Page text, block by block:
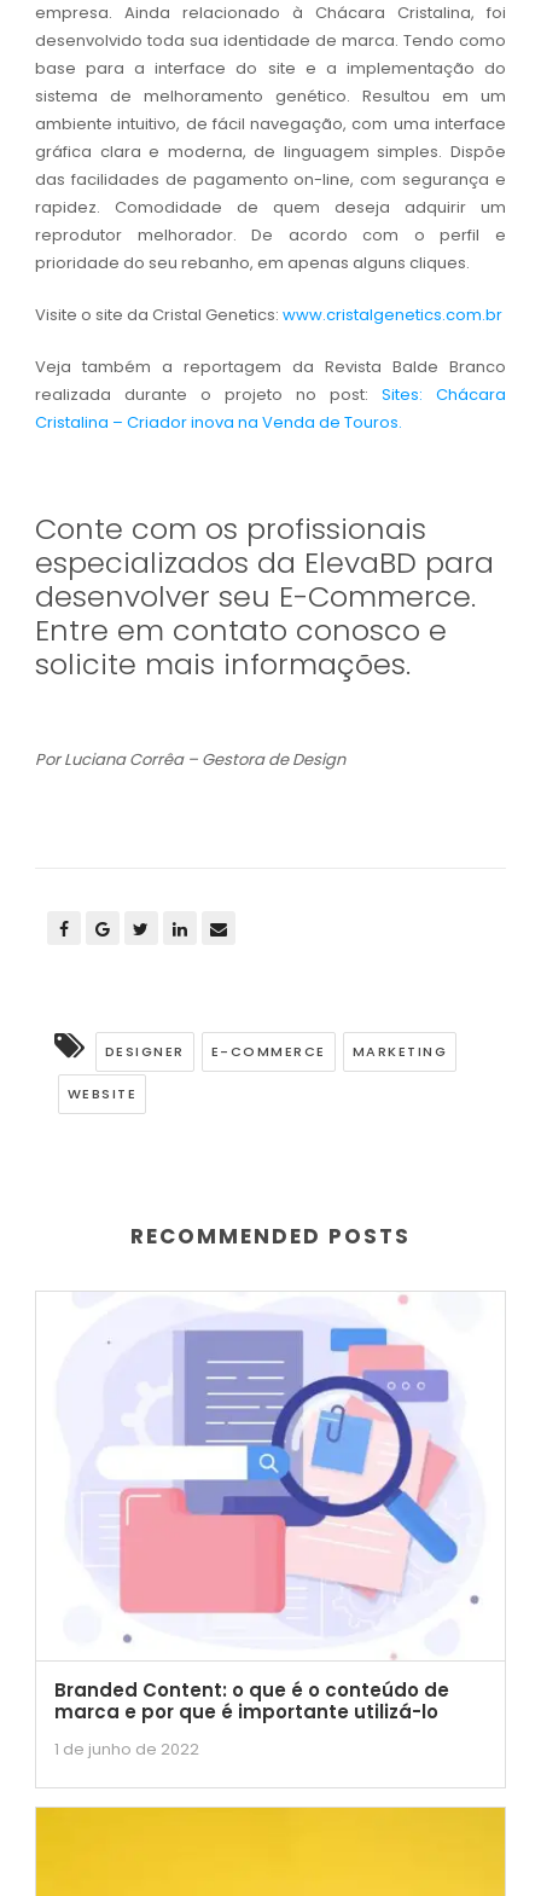
empresa. Ainda relacionado à Chácara Cristalina, foi
desenvolvido toda sua identidade de marca. Tendo como
base para a interface do site e a implementação do
sistema de melhoramento genético. Resultou em um
ambiente intuitivo, de fácil navegação, com uma interface
gráfica clara e moderna, de linguagem simples. Dispõe
das facilidades de pagamento on-line, com segurança e
rapidez. Comodidade de quem deseja adquirir um
reprodutor melhorador. De acordo com o perfil e
prioridade do seu rebanho, em apenas alguns cliques.
Visite o site da Cristal Genetics: www.cristalgenetics.com.br
Veja também a reportagem da Revista Balde Branco
realizada durante o projeto no post:Sites: Chácara
Cristalina – Criador inova na Venda de Touros.
Conte com os profissionais
especializados da ElevaBD para
desenvolver seu E-Commerce.
Entre em contato conosco e
solicite mais informações.
Por Luciana Corrêa – Gestora de Design
DESIGNER E-COMMERCE MARKETING
WEBSITE
RECOMMENDED POSTS
Branded Content: o que é o conteúdo de
marca e por que é importante utilizá-lo
1 de junho de 2022